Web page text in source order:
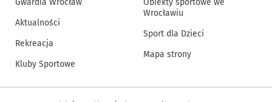
Aktualności
Rekreacja
Kluby Sportowe
Wrocławiu
Sport dla Dzieci
Mapa strony
Inne informacje